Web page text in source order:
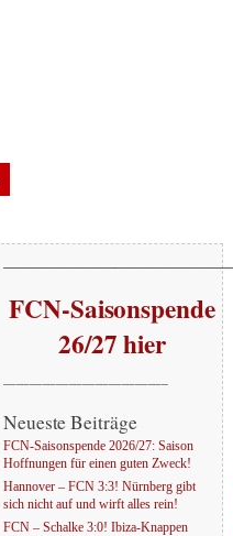
FCN-Saisonspende
26/27 hier
————————————–
Neueste Beiträge
FCN-Saisonspende 2026/27: Saison
Hoffnungen für einen guten Zweck!
Hannover – FCN 3:3! Nürnberg gibt
sich nicht auf und wirft alles rein!
FCN – Schalke 3:0! Ibiza-Knappen